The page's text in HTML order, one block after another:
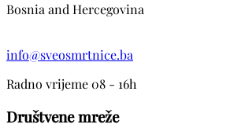
Bosnia and Hercegovina
info@sveosmrtnice.ba
Radno vrijeme 08 - 16h
Društvene mreže